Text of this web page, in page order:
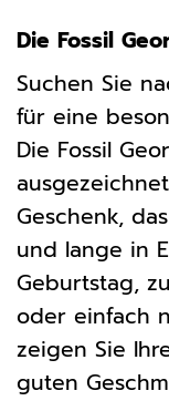
Die Fossil
Suchen Sie
für eine
Die Fossil
Geschenk,
und lange in
Geburtstag,
oder einfach
zeigen Sie
guten